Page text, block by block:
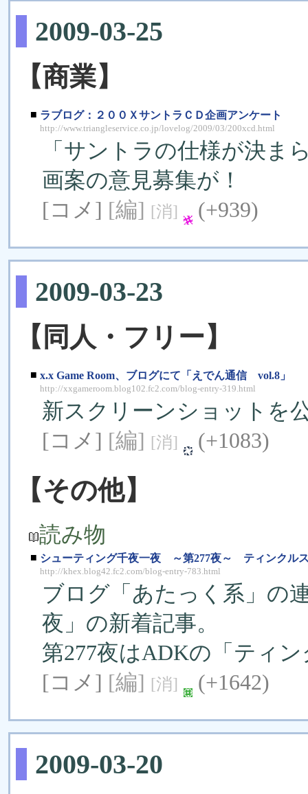
2009-03-25
【商業】
■ ラブログ：２００ＸサントラＣＤ企画アンケート
http://www.triangleservice.co.jp/lovelog/2009/03/200xcd.html
「サントラの仕様が決ま
画案の意見募集が！
[コメ] [編] [消] (+939)
2009-03-23
【同人・フリー】
■ x.x Game Room、ブログにて「えでん通信 vol.8」
http://xxgameroom.blog102.fc2.com/blog-entry-319.html
新スクリーンショットを
[コメ] [編] [消] (+1083)
【その他】
読み物
■ シューティング千夜一夜 ～第277夜～ ティンクル
http://khex.blog42.fc2.com/blog-entry-783.html
ブログ「あたっく系」の
夜」の新着記事。
第277夜はADKの「ティ
[コメ] [編] [消] (+1642)
2009-03-20